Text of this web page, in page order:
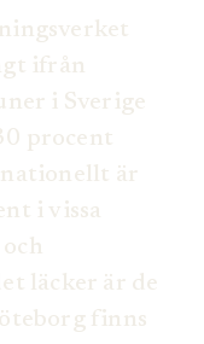
ifrån
i Sverige
procent
är
i vissa
läcker är de
finns